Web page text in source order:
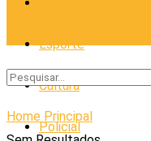
Esporte
Cultura
Policial
Home Principal